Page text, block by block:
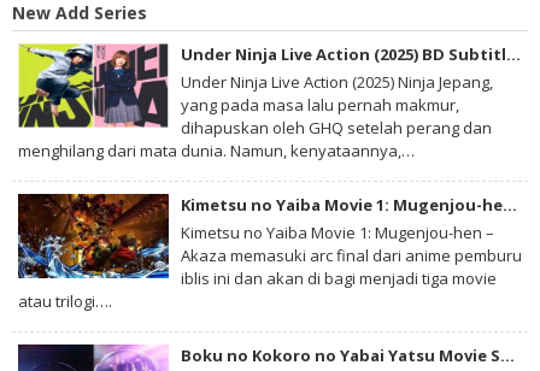
New Add Series
Under Ninja Live Action (2025) BD Subtitle Indonesia
Under Ninja Live Action (2025) Ninja Jepang,
yang pada masa lalu pernah makmur,
dihapuskan oleh GHQ setelah perang dan
menghilang dari mata dunia. Namun, kenyataannya,…
Kimetsu no Yaiba Movie 1: Mugenjou-hen – Akaza Sairai BD Subtitle Indonesia
Kimetsu no Yaiba Movie 1: Mugenjou-hen –
Akaza memasuki arc final dari anime pemburu
iblis ini dan akan di bagi menjadi tiga movie
atau trilogi….
Boku no Kokoro no Yabai Yatsu Movie Subtitle Indonesia